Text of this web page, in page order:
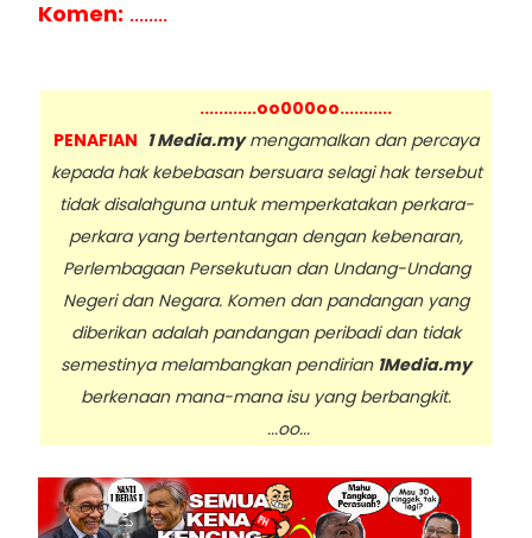
Komen: ........
............oo000oo...........
PENAFIAN 1 Media.mymengamalkan dan percaya
kepada hak kebebasan bersuara selagi hak tersebut
tidak disalahguna untuk memperkatakan perkara-
perkara yang bertentangan dengan kebenaran,
Perlembagaan Persekutuan dan Undang-Undang
Negeri dan Negara. Komen dan pandangan yang
diberikan adalah pandangan peribadi dan tidak
semestinya melambangkan pendirian 1Media.my
berkenaan mana-mana isu yang berbangkit.
...oo...